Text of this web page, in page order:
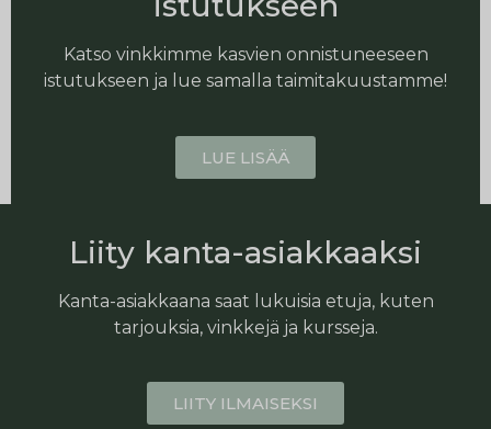
Katso vinkkimme kasvien onnistuneeseen
istutukseen ja lue samalla taimitakuustamme!
LUE LISÄÄ
Liity kanta-asiakkaaksi
Kanta-asiakkaana saat lukuisia etuja, kuten
tarjouksia, vinkkejä ja kursseja.
LIITY ILMAISEKSI